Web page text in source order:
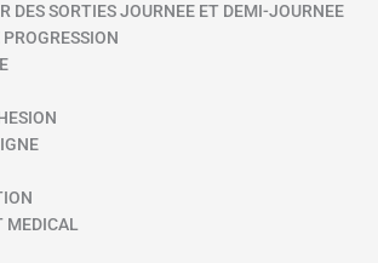
DES SORTIES JOURNEE ET DEMI-JOURNEE
MEDICAL